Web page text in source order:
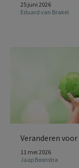
25 juni 2026
Eduard van Brakel
Veranderen
11 mei 2026
Jaap Boonstra